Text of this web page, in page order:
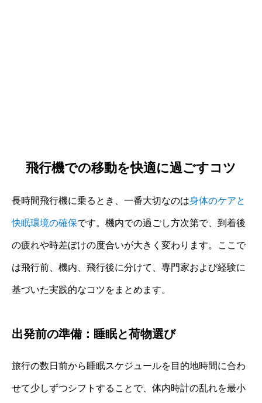
飛行機での移動を快適に過ごすコツ
長時間飛行機に乗るとき、一番大切なのは身体のケアと
快眠環境の確保です。機内での過ごし方次第で、到着後
の疲れや時差ぼけの度合いが大きく変わります。ここで
は飛行前、機内、飛行後に分けて、専門家および経験に
基づいた実践的なコツをまとめます。
出発前の準備：睡眠と荷物選び
旅行の数日前から睡眠スケジュールを目的地時間に合わ
せて少しずつシフトすることで、体内時計の乱れを最小